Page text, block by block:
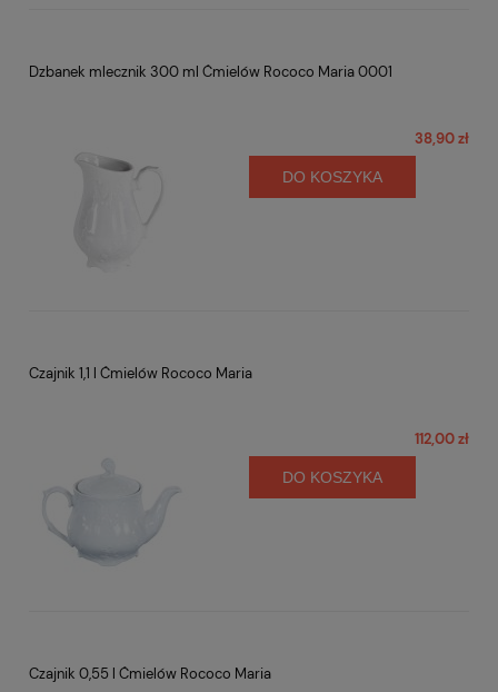
Dzbanek mlecznik 300 ml Ćmielów Rococo Maria 0001
38,90 zł
DO KOSZYKA
Czajnik 1,1 l Ćmielów Rococo Maria
112,00 zł
DO KOSZYKA
Czajnik 0,55 l Ćmielów Rococo Maria